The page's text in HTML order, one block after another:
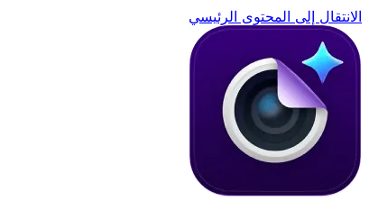
الانتقال إلى المحتوى الرئيسي